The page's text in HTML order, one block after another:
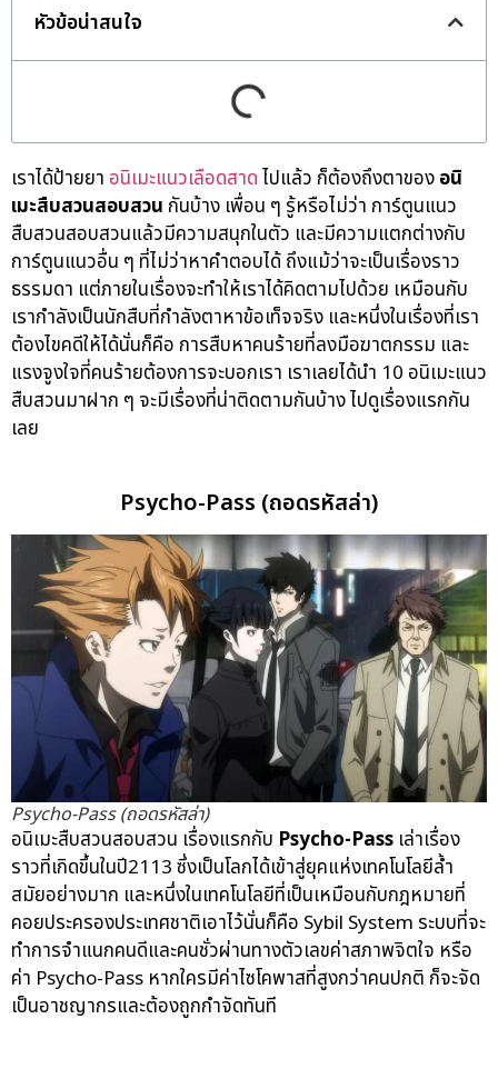
หัวข้อน่าสนใจ
เราได้ป้ายยา อนิเมะแนวเลือดสาดไปแล้ว ก็ต้องถึงตาของอนิ
เมะสืบสวนสอบสวน กันบ้าง เพื่อน ๆ รู้หรือไม่ว่า การ์ตูนแนว
สืบสวนสอบสวนแล้วมีความสนุกในตัว และมีความแตกต่างกับ
การ์ตูนแนวอื่น ๆ ที่ไม่ว่าหาคำตอบได้ ถึงแม้ว่าจะเป็นเรื่องราว
ธรรมดา แต่ภายในเรื่องจะทำให้เราได้คิดตามไปด้วย เหมือนกับ
เรากำลังเป็นนักสืบที่กำลังตาหาข้อเท็จจริง และหนึ่งในเรื่องที่เรา
ต้องไขคดีให้ได้นั่นก็คือ การสืบหาคนร้ายที่ลงมือฆาตกรรม และ
แรงจูงใจที่คนร้ายต้องการจะบอกเรา เราเลยได้นำ 10 อนิเมะแนว
สืบสวนมาฝาก ๆ จะมีเรื่องที่น่าติดตามกันบ้าง ไปดูเรื่องแรกกัน
เลย
Psycho-Pass (ถอดรหัสล่า)
Psycho-Pass (ถอดรหัสล่า)
อนิเมะสืบสวนสอบสวน เรื่องแรกกับ Psycho-Pass เล่าเรื่อง
ราวที่เกิดขึ้นในปี2113 ซึ่งเป็นโลกได้เข้าสู่ยุคแห่งเทคโนโลยีล้ำ
สมัยอย่างมาก และหนึ่งในเทคโนโลยีที่เป็นเหมือนกับกฎหมายที่
คอยประครองประเทศชาติเอาไว้นั่นก็คือ Sybil System ระบบที่จะ
ทำการจำแนกคนดีและคนชั่วผ่านทางตัวเลขค่าสภาพจิตใจ หรือ
ค่า Psycho-Pass หากใครมีค่าไซโคพาสที่สูงกว่าคนปกติ ก็จะจัด
เป็นอาชญากรและต้องถูกกำจัดทันที